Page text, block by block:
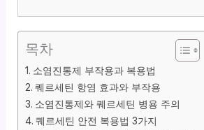
목차
소염진통제 부작용과 복용법
퀘르세틴 항염 효과와 부작용
소염진통제와 퀘르세틴 병용 주의
퀘르세틴 안전 복용법 3가지